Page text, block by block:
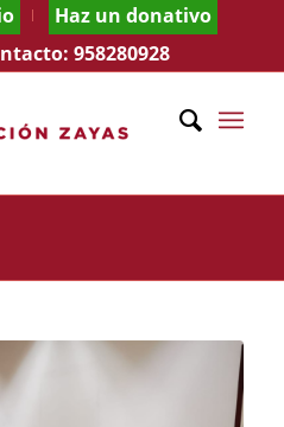
Haz un donativo
958280928